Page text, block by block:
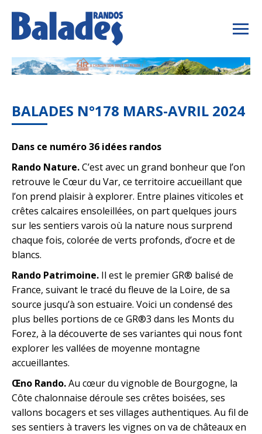
BALADES N°178 MARS-AVRIL 2024
Dans ce numéro 36 idées randos
Rando Nature.C’est avec un grand bonheur que l’on
retrouve le Cœur du Var, ce territoire accueillant que
l’on prend plaisir à explorer. Entre plaines viticoles et
crêtes calcaires ensoleillées, on part quelques jours
sur les sentiers varois où la nature nous surprend
chaque fois, colorée de verts profonds, d’ocre et de
blancs.
Rando Patrimoine. Il est le premier GR® balisé de
France, suivant le tracé du fleuve de la Loire, de sa
source jusqu’à son estuaire. Voici un condensé des
plus belles portions de ce GR®3 dans les Monts du
Forez, à la découverte de ses variantes qui nous font
explorer les vallées de moyenne montagne
accueillantes.
Œno Rando.Au cœur du vignoble de Bourgogne, la
Côte chalonnaise déroule ses crêtes boisées, ses
vallons bocagers et ses villages authentiques. Au fil de
ses sentiers à travers les vignes on va de châteaux en